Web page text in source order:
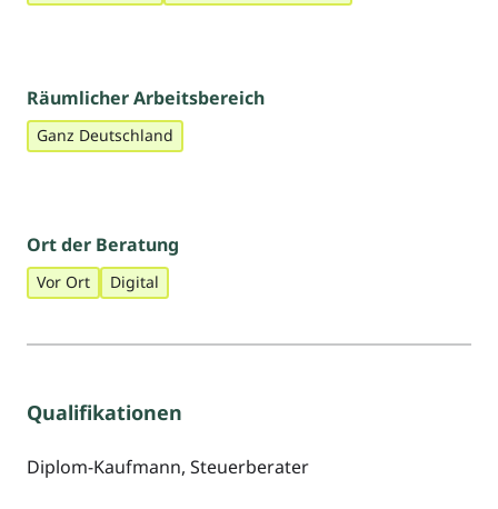
Räumlicher Arbeitsbereich
Ganz Deutschland
Ort der Beratung
Vor Ort Digital
Qualifikationen
Diplom-Kaufmann, Steuerberater